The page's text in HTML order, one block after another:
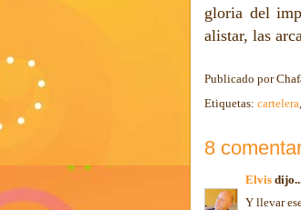
gloria del
alistar, las
Publicado por
Etiquetas: cartelera,
8
Elvis
Y llevar